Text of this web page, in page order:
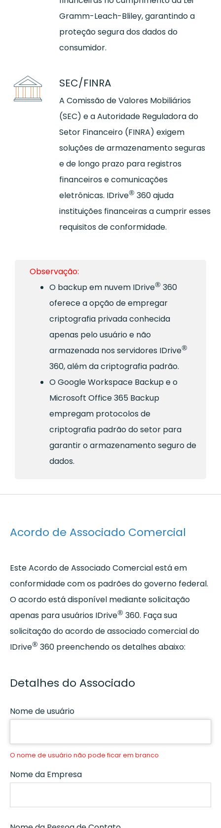
Gramm-Leach-Bliley, garantindo a
proteção segura dos dados do
consumidor.
SEC/FINRA
A Comissão de Valores Mobiliários
(SEC) e a Autoridade Reguladora do
Setor Financeiro (FINRA) exigem
soluções de armazenamento seguras
e de longo prazo para registros
financeiros e comunicações
eletrônicas. IDrive® 360 ajuda
instituições financeiras a cumprir esses
requisitos de conformidade.
Observação:
O backup em nuvem IDrive® 360
oferece a opção de empregar
criptografia privada conhecida
apenas pelo usuário e não
armazenada nos servidores IDrive®
360, além da criptografia padrão.
O Google Workspace Backup e o
Microsoft Office 365 Backup
empregam protocolos de
criptografia padrão do setor para
garantir o armazenamento seguro de
dados.
Acordo de Associado Comercial
Este Acordo de Associado Comercial está em
conformidade com os padrões do governo federal.
O acordo está disponível mediante solicitação
apenas para usuários IDrive® 360. Faça sua
solicitação do acordo de associado comercial do
IDrive® 360 preenchendo os detalhes abaixo:
Detalhes do Associado
Nome de usuário
O nome de usuário não pode ficar em branco
Nome da Empresa